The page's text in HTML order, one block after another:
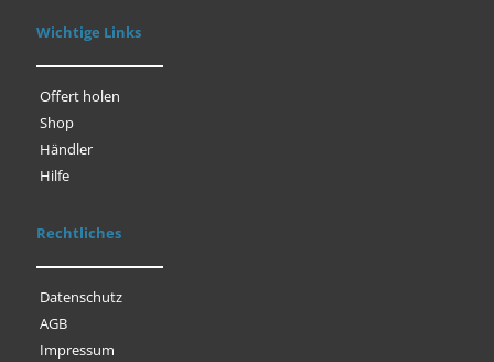
Wichtige Links
Offert holen
Shop
Händler
Hilfe
Rechtliches
Datenschutz
AGB
Impressum